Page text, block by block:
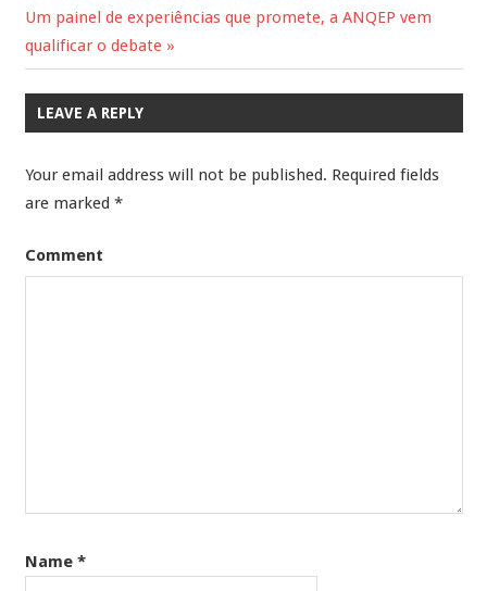
Post
navigation
Post:
Next
Post:
Um painel de experiências que promete, a ANQEP vem
qualificar o debate
LEAVE A REPLY
Your email address will not be published. Required fields
are marked *
Comment
Name *